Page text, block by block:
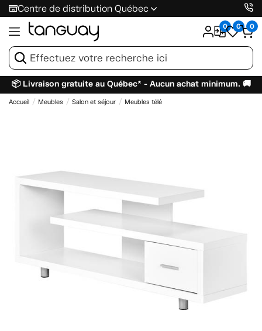
Centre de distribution Québec
0 0 0
📦 Livraison gratuite au Québec* - Aucun achat minimum. 🚚
Accueil Meubles Salon et séjour Meubles télé